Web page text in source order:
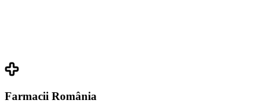
Farmacii România